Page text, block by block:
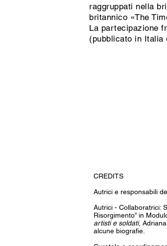
raggruppati nella
britannico «The
La partecipazione
(pubblicato in Italia
CREDITS
Autrici e responsabili
Autrici - Collaboratrici:
Risorgimento” in
artisti e soldati,
alcune biografie.